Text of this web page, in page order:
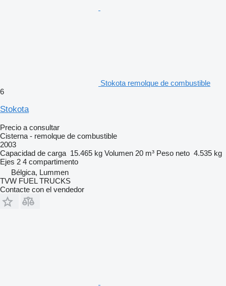
Stokota remolque de combustible
6
Stokota
Precio a consultar
Cisterna - remolque de combustible
2003
Capacidad de carga 15.465 kg Volumen 20 m³ Peso neto 4.535 kg
Ejes 2 4 compartimento
Bélgica, Lummen
TVW FUEL TRUCKS
Contacte con el vendedor